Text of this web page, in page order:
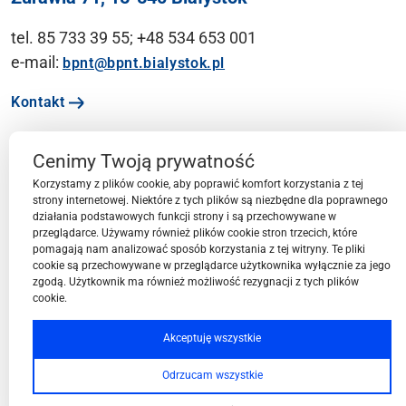
tel. 85 733 39 55; +48 534 653 001
e-mail: bpnt@bpnt.bialystok.pl
Kontakt
Ważne linki
Menu
Przestrzeń BPN-T
Cenimy Twoją prywatność
Korzystamy z plików cookie, aby poprawić komfort korzystania z tej
strony internetowej. Niektóre z tych plików są niezbędne dla poprawnego
działania podstawowych funkcji strony i są przechowywane w
przeglądarce. Używamy również plików cookie stron trzecich, które
pomagają nam analizować sposób korzystania z tej witryny. Te pliki
cookie są przechowywane w przeglądarce użytkownika wyłącznie za jego
zgodą. Użytkownik ma również możliwość rezygnacji z tych plików
cookie.
Akceptuję wszystkie
Odrzucam wszystkie